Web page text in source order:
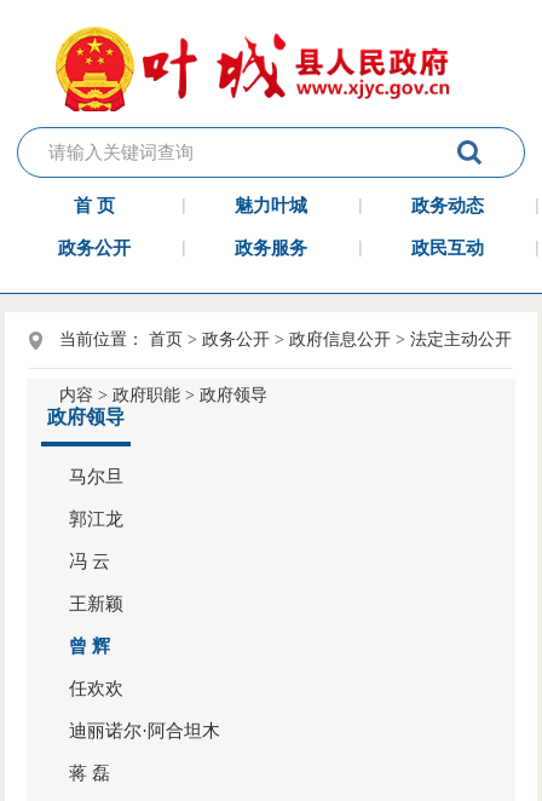
首 页 魅力叶城 政务动态
政务公开 政务服务 政民互动
当前位置：首页 >政务公开 >政府信息公开 >法定主动公开
内容 >政府职能 >政府领导
政府领导
马尔旦
郭江龙
冯 云
王新颖
曾 辉
任欢欢
迪丽诺尔·阿合坦木
蒋 磊